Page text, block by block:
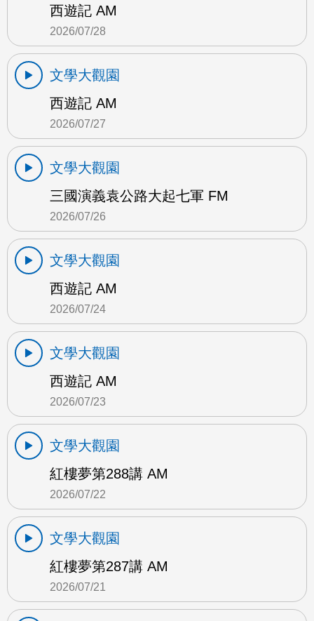
西遊記 AM
2026/07/28
文學大觀園
西遊記 AM
2026/07/27
文學大觀園
三國演義袁公路大起七軍 FM
2026/07/26
文學大觀園
西遊記 AM
2026/07/24
文學大觀園
西遊記 AM
2026/07/23
文學大觀園
紅樓夢第288講 AM
2026/07/22
文學大觀園
紅樓夢第287講 AM
2026/07/21